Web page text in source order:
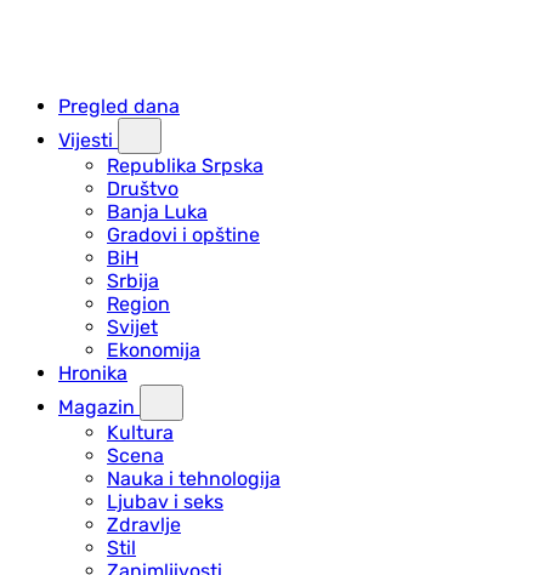
Pregled dana
Vijesti
Republika Srpska
Društvo
Banja Luka
Gradovi i opštine
BiH
Srbija
Region
Svijet
Ekonomija
Hronika
Magazin
Kultura
Scena
Nauka i tehnologija
Ljubav i seks
Zdravlje
Stil